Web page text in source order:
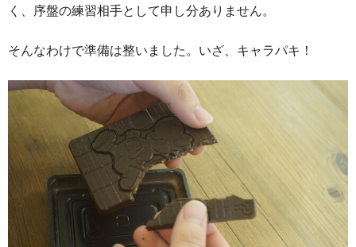
く、序盤の練習相手として申し分ありません。
そんなわけで準備は整いました。いざ、キャラパキ！